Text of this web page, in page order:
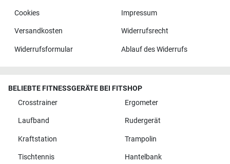
Cookies Impressum
Versandkosten Widerrufsrecht
Widerrufsformular Ablauf des Widerrufs
BELIEBTE FITNESSGERÄTE BEI FITSHOP
Crosstrainer
Ergometer
Laufband Rudergerät
Kraftstation Trampolin
Tischtennis Hantelbank